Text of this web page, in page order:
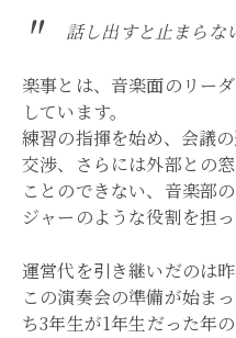
話し出すと止まらな
楽事とは、音楽面のリー
しています。
練習の指揮を始め、会議
交渉、さらには外部との
ことのできない、音楽部
ジャーのような役割を担っ
運営代を引き継いだのは
この演奏会の準備が始ま
ち3年生が1年生だった年の